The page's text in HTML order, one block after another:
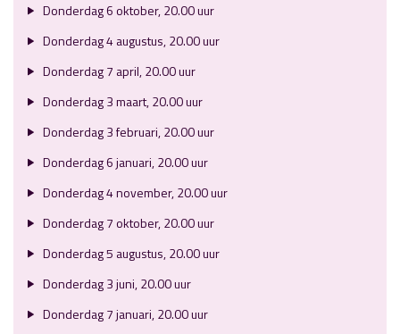
Donderdag 6 oktober, 20.00 uur
Donderdag 4 augustus, 20.00 uur
Donderdag 7 april, 20.00 uur
Donderdag 3 maart, 20.00 uur
Donderdag 3 februari, 20.00 uur
Donderdag 6 januari, 20.00 uur
Donderdag 4 november, 20.00 uur
Donderdag 7 oktober, 20.00 uur
Donderdag 5 augustus, 20.00 uur
Donderdag 3 juni, 20.00 uur
Donderdag 7 januari, 20.00 uur